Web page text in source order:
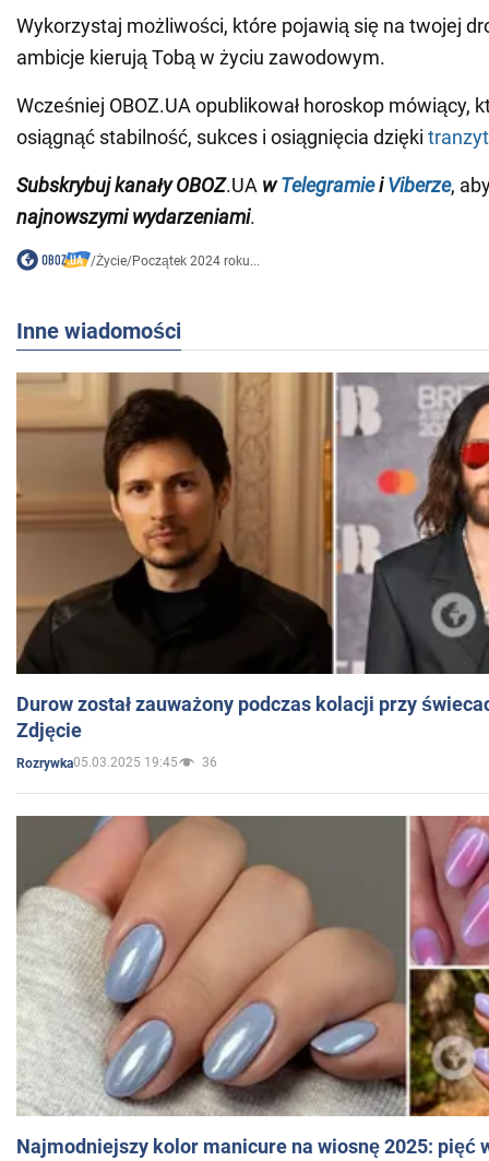
Wykorzystaj możliwości, które pojawią się na twojej
ambicje kierują Tobą w życiu zawodowym.
Wcześniej OBOZ.UA opublikował horoskop mówiący,
osiągnąć stabilność, sukces i osiągnięcia dzięki
SubskrybujkanałyOBOZ.UA wTelegramieiViberze,
najnowszymi wydarzeniami.
/Życie/Początek 2024 roku...
Inne wiadomości
Durow został zauważony podczas kolacji przy
Zdjęcie
Rozrywka05.03.2025 19:45 36
Najmodniejszy kolor manicure na wiosnę 2025: pięć